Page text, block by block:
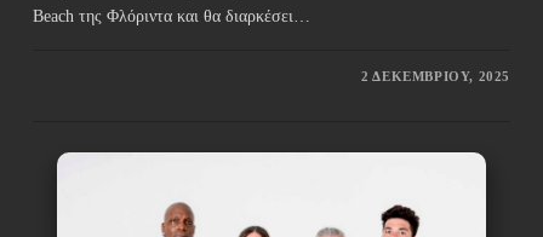
Beach της Φλόριντα και θα διαρκέσει…
2 ΔΕΚΕΜΒΡΊΟΥ, 2025